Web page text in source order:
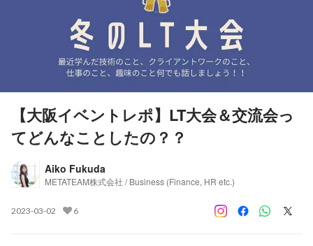
【大阪イベントレポ】LT大会＆交流会っ
てどんなことしたの？？
Aiko Fukuda
METATEAM株式会社 / Business (Finance, HR etc.)
2023-03-02 6